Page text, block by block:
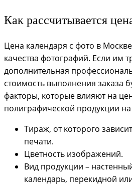
Как рассчитывается
Цена календаря с фото в
качества фотографий. Если им
дополнительная
стоимость выполнения заказа
факторы, которые влияют на
полиграфической продукции на
Тираж, от которого
печати.
Цветность изображений.
Вид продукции –
календарь, перекидной